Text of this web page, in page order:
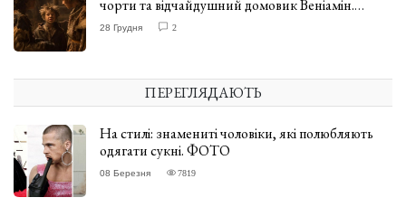
чорти та відчайдушний домовик Веніамін.
ВІДГУК
28 Грудня 2
ПЕРЕГЛЯДАЮТЬ
На стилі: знамениті чоловіки, які полюбляють
одягати сукні. ФОТО
08 Березня 7819